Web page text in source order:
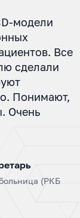
модели
Все
сделали
Понимают,
Очень
(РКБ